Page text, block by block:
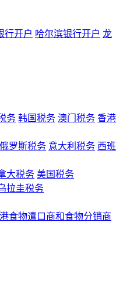
行开户 哈尔滨银行开户 龙
务 韩国税务 澳门税务 香港
俄罗斯税务 意大利税务 西班
大税务 美国税务
拉圭税务
食物遣口商和食物分销商